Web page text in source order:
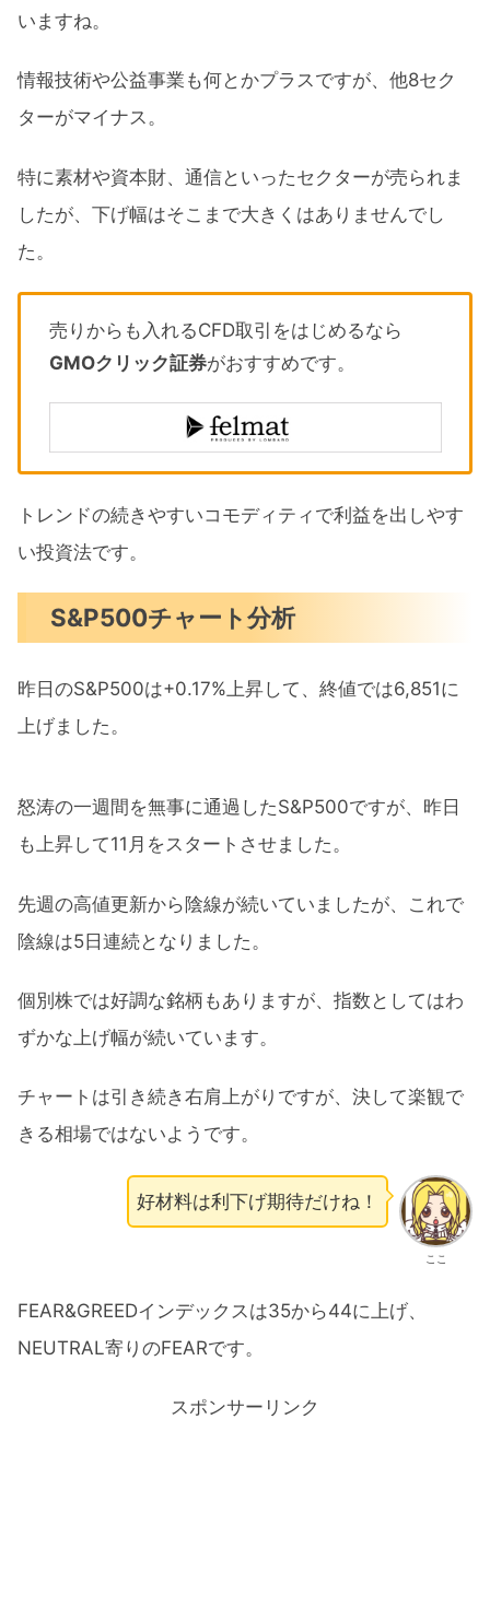
いますね。
情報技術や公益事業も何とかプラスですが、他8セク
ターがマイナス。
特に素材や資本財、通信といったセクターが売られま
したが、下げ幅はそこまで大きくはありませんでし
た。
売りからも入れるCFD取引をはじめるなら
GMOクリック証券がおすすめです。
トレンドの続きやすいコモディティで利益を出しやす
い投資法です。
S&P500チャート分析
昨日のS&P500は+0.17%上昇して、終値では6,851に
上げました。
怒涛の一週間を無事に通過したS&P500ですが、昨日
も上昇して11月をスタートさせました。
先週の高値更新から陰線が続いていましたが、これで
陰線は5日連続となりました。
個別株では好調な銘柄もありますが、指数としてはわ
ずかな上げ幅が続いています。
チャートは引き続き右肩上がりですが、決して楽観で
きる相場ではないようです。
ここ
好材料は利下げ期待だけね！
FEAR&GREEDインデックスは35から44に上げ、
NEUTRAL寄りのFEARです。
スポンサーリンク